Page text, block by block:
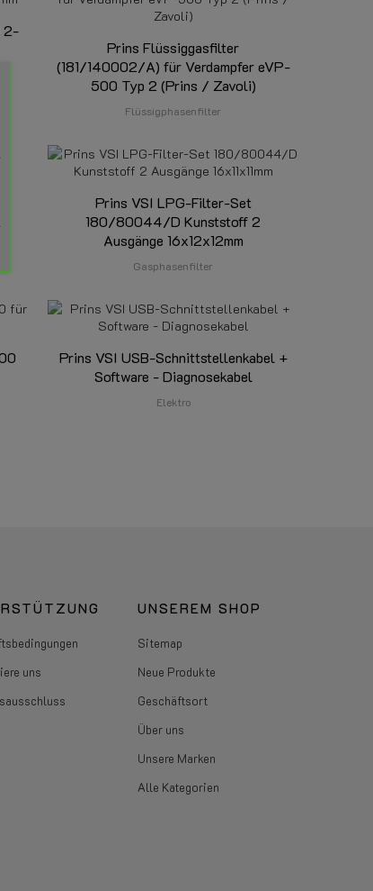
2-
Prins Flüssiggasfilter
(181/140002/A) für Verdampfer eVP-
500 Typ 2 (Prins / Zavoli)
Flüssigphasenfilter
Prins VSI LPG-Filter-Set
180/80044/D Kunststoff 2
Ausgänge 16x12x12mm
Gasphasenfilter
Prins VSI USB-Schnittstellenkabel +
Software - Diagnosekabel
Elektro
uns
UNSEREM SHOP
Sitemap
Neue Produkte
Geschäftsort
Über uns
Unsere Marken
Alle Kategorien